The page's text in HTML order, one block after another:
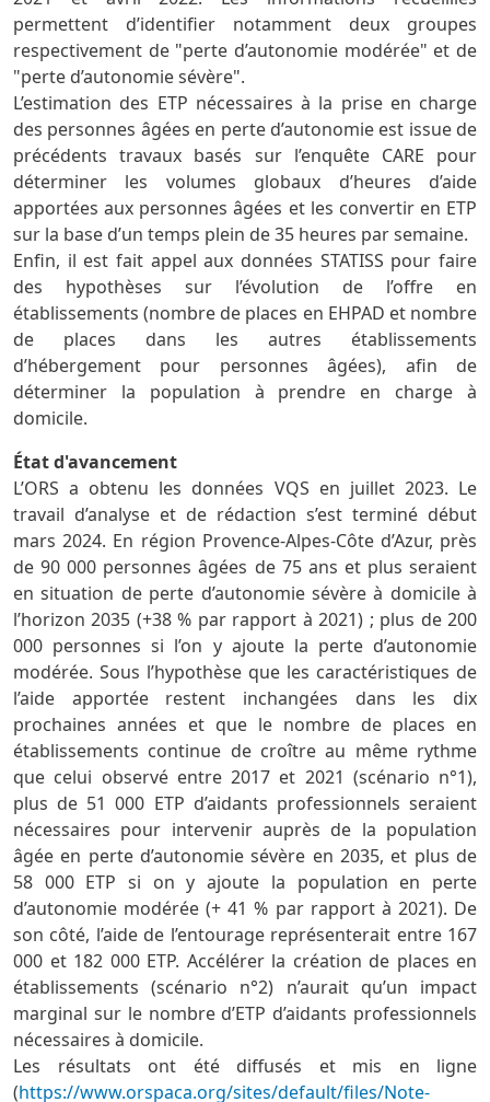
permettent d’identifier notamment deux groupes
respectivement de "perte d’autonomie modérée" et de
"perte d’autonomie sévère".
L’estimation des ETP nécessaires à la prise en charge
des personnes âgées en perte d’autonomie est issue de
précédents travaux basés sur l’enquête CARE pour
déterminer les volumes globaux d’heures d’aide
apportées aux personnes âgées et les convertir en ETP
sur la base d’un temps plein de 35 heures par semaine.
Enfin, il est fait appel aux données STATISS pour faire
des hypothèses sur l’évolution de l’offre en
établissements (nombre de places en EHPAD et nombre
de places dans les autres établissements
d’hébergement pour personnes âgées), afin de
déterminer la population à prendre en charge à
domicile.
État d'avancement
L’ORS a obtenu les données VQS en juillet 2023. Le
travail d’analyse et de rédaction s’est terminé début
mars 2024. En région Provence-Alpes-Côte d’Azur, près
de 90 000 personnes âgées de 75 ans et plus seraient
en situation de perte d’autonomie sévère à domicile à
l’horizon 2035 (+38 % par rapport à 2021) ; plus de 200
000 personnes si l’on y ajoute la perte d’autonomie
modérée. Sous l’hypothèse que les caractéristiques de
l’aide apportée restent inchangées dans les dix
prochaines années et que le nombre de places en
établissements continue de croître au même rythme
que celui observé entre 2017 et 2021 (scénario n°1),
plus de 51 000 ETP d’aidants professionnels seraient
nécessaires pour intervenir auprès de la population
âgée en perte d’autonomie sévère en 2035, et plus de
58 000 ETP si on y ajoute la population en perte
d’autonomie modérée (+ 41 % par rapport à 2021). De
son côté, l’aide de l’entourage représenterait entre 167
000 et 182 000 ETP. Accélérer la création de places en
établissements (scénario n°2) n’aurait qu’un impact
marginal sur le nombre d’ETP d’aidants professionnels
nécessaires à domicile.
Les résultats ont été diffusés et mis en ligne
(https://www.orspaca.org/sites/default/files/Note-